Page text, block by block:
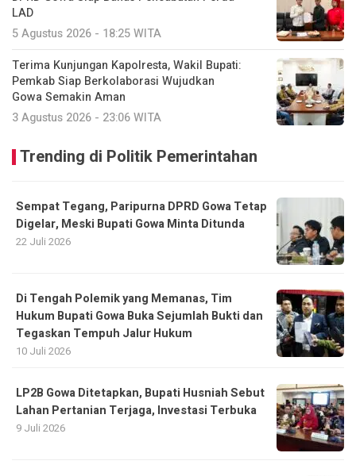
LAD
5 Agustus 2026 - 18:25 WITA
Terima Kunjungan Kapolresta, Wakil Bupati:
Pemkab Siap Berkolaborasi Wujudkan
Gowa Semakin Aman
3 Agustus 2026 - 23:06 WITA
Trending di Politik Pemerintahan
Sempat Tegang, Paripurna DPRD Gowa Tetap
Digelar, Meski Bupati Gowa Minta Ditunda
22 Juli 2026
Di Tengah Polemik yang Memanas, Tim
Hukum Bupati Gowa Buka Sejumlah Bukti dan
Tegaskan Tempuh Jalur Hukum
10 Juli 2026
LP2B Gowa Ditetapkan, Bupati Husniah Sebut
Lahan Pertanian Terjaga, Investasi Terbuka
9 Juli 2026